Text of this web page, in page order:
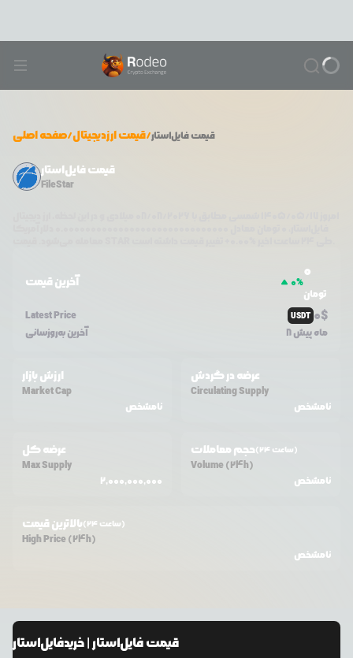
صفحه اصلی/قیمت ارزدیجیتال/ قیمتفایل‌استار
قیمت فایل‌استار
FileStar
آخرین قیمت 0%
0
تومان
Latest Price
USDT 0$
آخرین به‌روزسانی 8 ماه پیش
ارزش بازار
Market Cap
نامشخص
عرضه در گردش
Circulating Supply
نامشخص
عرضه کل
Max Supply
2,000,000,000
حجم معاملات (24 ساعت)
Volume (24h)
نامشخص
بالاترین قیمت (24 ساعت)
High Price (24h)
نامشخص
قیمتفایل‌استار | خریدفایل‌استار